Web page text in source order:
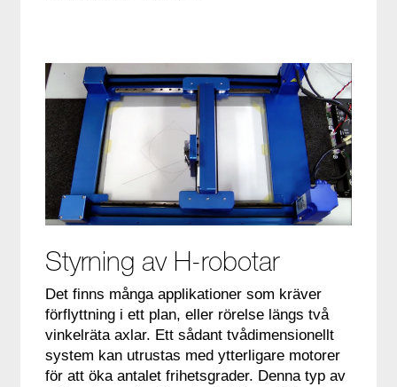
Styrning av H-robotar
Det finns många applikationer som kräver
förflyttning i ett plan, eller rörelse längs två
vinkelräta axlar. Ett sådant tvådimensionellt
system kan utrustas med ytterligare motorer
för att öka antalet frihetsgrader. Denna typ av